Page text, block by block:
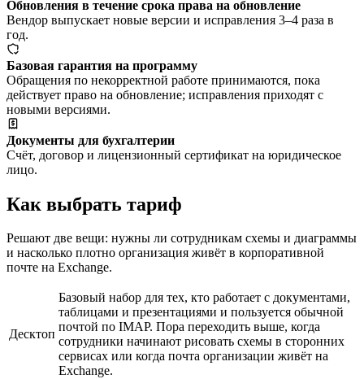
Обновления в течение срока права на обновление
Вендор выпускает новые версии и исправления 3–4 раза в
год.
Базовая гарантия на программу
Обращения по некорректной работе принимаются, пока
действует право на обновление; исправления приходят с
новыми версиями.
Документы для бухгалтерии
Счёт, договор и лицензионный сертификат на юридическое
лицо.
Как выбрать тариф
Решают две вещи: нужны ли сотрудникам схемы и диаграммы
и насколько плотно организация живёт в корпоративной
почте на Exchange.
Десктоп
Базовый набор для тех, кто работает с документами,
таблицами и презентациями и пользуется обычной
почтой по IMAP. Пора переходить выше, когда
сотрудники начинают рисовать схемы в сторонних
сервисах или когда почта организации живёт на
Exchange.